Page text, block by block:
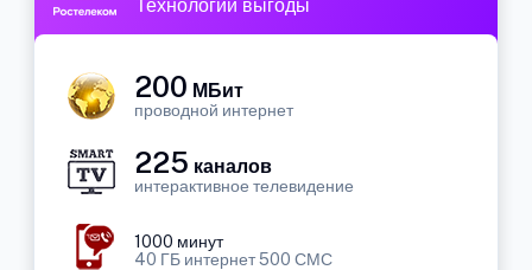
Технологии выгоды
200 МБит
проводной интернет
225 каналов
интерактивное телевидение
1000 минут
40 ГБ интернет 500 СМС